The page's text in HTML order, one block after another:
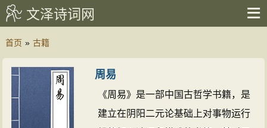
文泽诗词网
首页 » 古籍
周易
《周易》是一部中国古哲学书籍，是
建立在阴阳二元论基础上对事物运行